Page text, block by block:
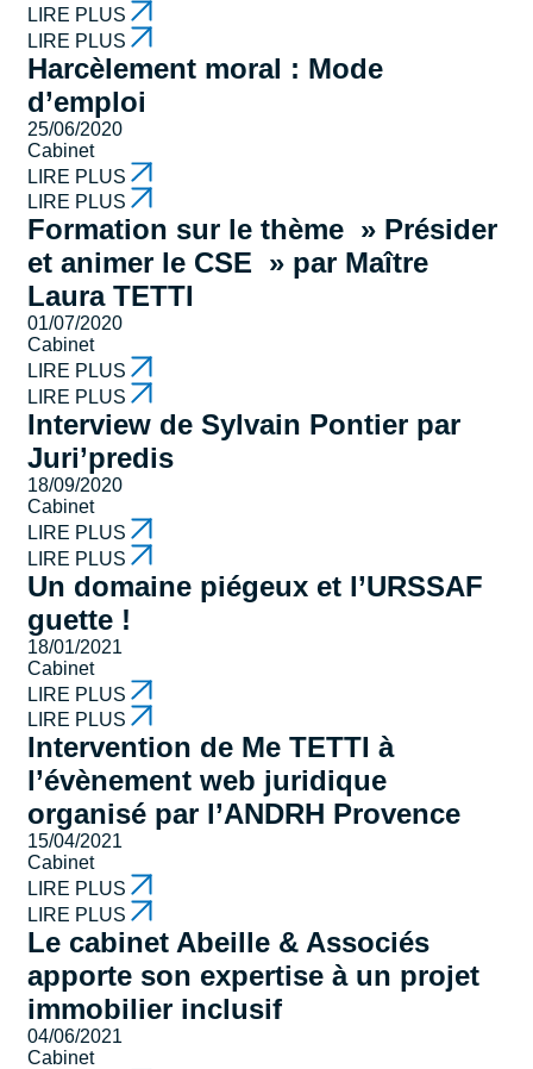
LIRE PLUS
LIRE PLUS
Harcèlement moral : Mode
d’emploi
25/06/2020
Cabinet
LIRE PLUS
LIRE PLUS
Formation sur le thème » Présider
et animer le CSE » par Maître
Laura TETTI
01/07/2020
Cabinet
LIRE PLUS
LIRE PLUS
Interview de Sylvain Pontier par
Juri’predis
18/09/2020
Cabinet
LIRE PLUS
LIRE PLUS
Un domaine piégeux et l’URSSAF
guette !
18/01/2021
Cabinet
LIRE PLUS
LIRE PLUS
Intervention de Me TETTI à
l’évènement web juridique
organisé par l’ANDRH Provence
15/04/2021
Cabinet
LIRE PLUS
LIRE PLUS
Le cabinet Abeille & Associés
apporte son expertise à un projet
immobilier inclusif
04/06/2021
Cabinet